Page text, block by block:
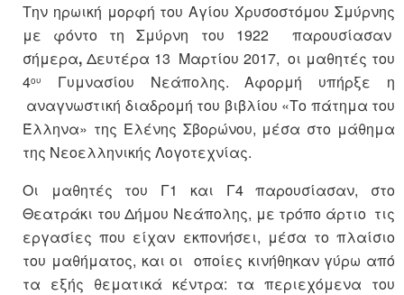
Την ηρωική μορφή του Αγίου Χρυσοστόμου Σμύρνης
με φόντο τη Σμύρνη του 1922 παρουσίασαν
σήμερα, Δευτέρα 13 Μαρτίου 2017, οι μαθητές του
4ου
Γυμνασίου Νεάπολης. Αφορμή υπήρξε η
αναγνωστική διαδρομή του βιβλίου «Το πάτημα του
Έλληνα» της Ελένης Σβορώνου, μέσα στο μάθημα
της Νεοελληνικής Λογοτεχνίας.
Οι μαθητές του Γ1 και Γ4 παρουσίασαν, στο
Θεατράκι του Δήμου Νεάπολης, με τρόπο άρτιο τις
εργασίες που είχαν εκπονήσει, μέσα το πλαίσιο
του μαθήματος, και οι οποίες κινήθηκαν γύρω από
τα εξής θεματικά κέντρα: τα περιεχόμενα του